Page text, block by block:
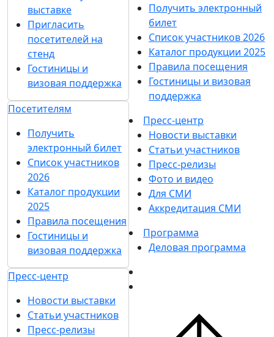
выставке
Пригласить
посетителей на
стенд
Гостиницы и
визовая поддержка
Посетителям
Получить
электронный билет
Список участников
2026
Каталог продукции
2025
Правила посещения
Гостиницы и
визовая поддержка
Пресс-центр
Новости выставки
Статьи участников
Пресс-релизы
Получить электронный
билет
Список участников 2026
Каталог продукции 2025
Правила посещения
Гостиницы и визовая
поддержка
Пресс-центр
Новости выставки
Статьи участников
Пресс-релизы
Фото и видео
Для СМИ
Аккредитация СМИ
Программа
Деловая программа